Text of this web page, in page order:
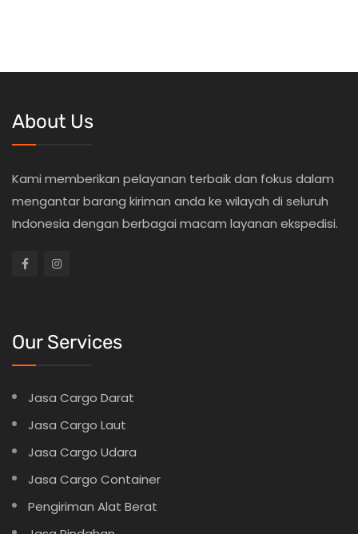
About Us
Kami memberikan pelayanan terbaik dan fokus dalam
mengantar barang kiriman anda ke wilayah di seluruh
Indonesia dengan berbagai macam layanan ekspedisi.
Our Services
Jasa Cargo Darat
Jasa Cargo Laut
Jasa Cargo Udara
Jasa Cargo Container
Pengiriman Alat Berat